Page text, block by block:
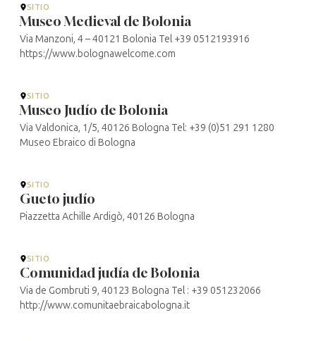
SITIO
Museo Medieval de Bolonia
Via Manzoni, 4 – 40121 Bolonia Tel +39 0512193916
https://www.bolognawelcome.com
SITIO
Museo Judío de Bolonia
Via Valdonica, 1/5, 40126 Bologna Tel: +39 (0)51 291 1280
Museo Ebraico di Bologna
SITIO
Gueto judío
Piazzetta Achille Ardigò, 40126 Bologna
SITIO
Comunidad judía de Bolonia
Via de Gombruti 9, 40123 Bologna Tel : +39 051232066
http://www.comunitaebraicabologna.it